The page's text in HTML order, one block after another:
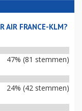
AIR FRANCE-KLM?
47% (81 stemmen)
24% (42 stemmen)